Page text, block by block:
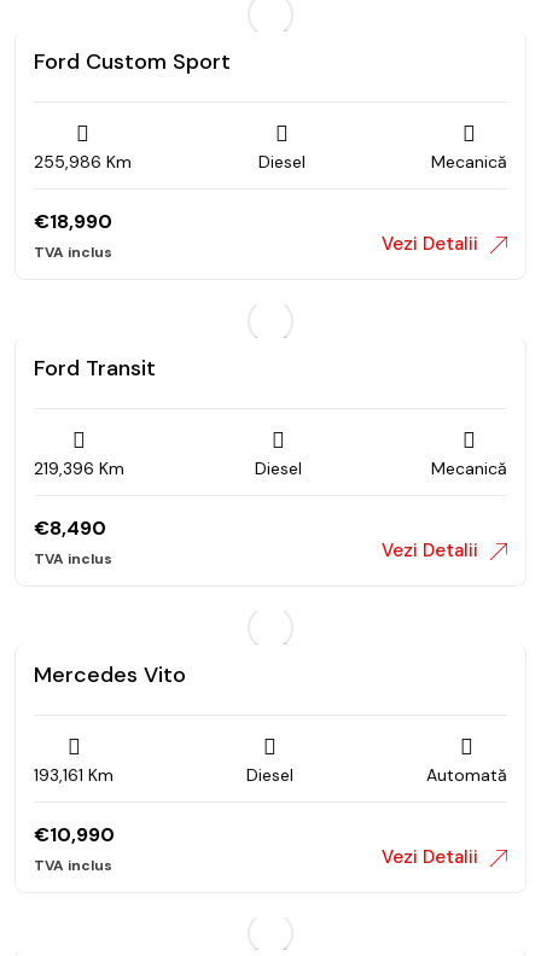
Ford Custom Sport
255,986 Km Diesel Mecanică
€18,990
Vezi Detalii
Ford Transit
219,396 Km Diesel Mecanică
€8,490
Vezi Detalii
Mercedes Vito
193,161 Km Diesel Automată
€10,990
Vezi Detalii